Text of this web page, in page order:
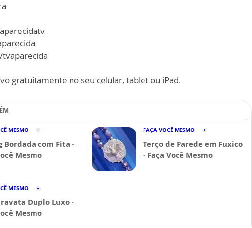
gratuitamente no seu celular, tablet ou iPad.
MESMO
Bordada com Fita -
Mesmo
FAÇA VOCÊ MESMO
Terço de Parede em Fuxico
- Faça Você Mesmo
MESMO
Duplo Luxo -
Mesmo